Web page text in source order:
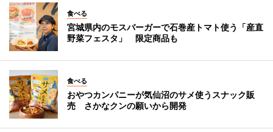
食べる
宮城県内のモスバーガーで石巻産トマト使う「産直
野菜フェスタ」 限定商品も
食べる
おやつカンパニーが気仙沼のサメ使うスナック販
売 さかなクンの願いから開発